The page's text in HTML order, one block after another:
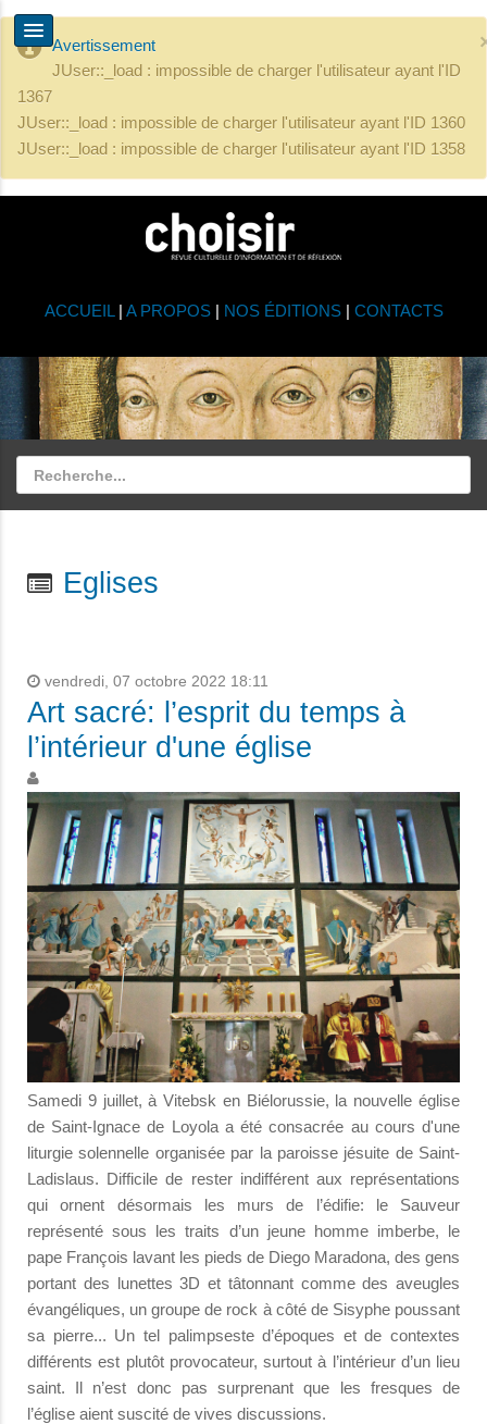
Avertissement
JUser::_load : impossible de charger l'utilisateur ayant l'ID
1367
JUser::_load : impossible de charger l'utilisateur ayant l'ID 1360
JUser::_load : impossible de charger l'utilisateur ayant l'ID 1358
ACCUEIL | A PROPOS| NOS ÉDITIONS| CONTACTS
Eglises
vendredi, 07 octobre 2022 18:11
Art sacré: l’esprit du temps à
l’intérieur d'une église
Samedi 9 juillet, à Vitebsk en Biélorussie, la nouvelle église
de Saint-Ignace de Loyola a été consacrée au cours d'une
liturgie solennelle organisée par la paroisse jésuite de Saint-
Ladislaus. Difficile de rester indifférent aux représentations
qui ornent désormais les murs de l’édifie: le Sauveur
représenté sous les traits d’un jeune homme imberbe, le
pape François lavant les pieds de Diego Maradona, des gens
portant des lunettes 3D et tâtonnant comme des aveugles
évangéliques, un groupe de rock à côté de Sisyphe poussant
sa pierre... Un tel palimpseste d’époques et de contextes
différents est plutôt provocateur, surtout à l’intérieur d’un lieu
saint. Il n’est donc pas surprenant que les fresques de
l’église aient suscité de vives discussions.